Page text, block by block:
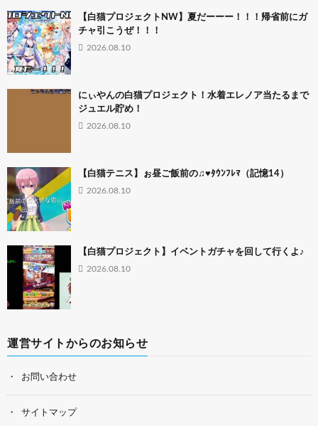
【白猫プロジェクトNW】夏だーーー！！！帰省前にガ
チャ引こうぜ！！！
2026.08.10
にぃやんの白猫プロジェクト！水着エレノア当たるまで
ジュエル貯め！
2026.08.10
【白猫テニス】ぉ昼ご飯前の♫♥ﾀｳﾝﾌﾚﾏ（記憶14）
2026.08.10
【白猫プロジェクト】イベントガチャを回して行くよ♪
2026.08.10
運営サイトからのお知らせ
お問い合わせ
サイトマップ